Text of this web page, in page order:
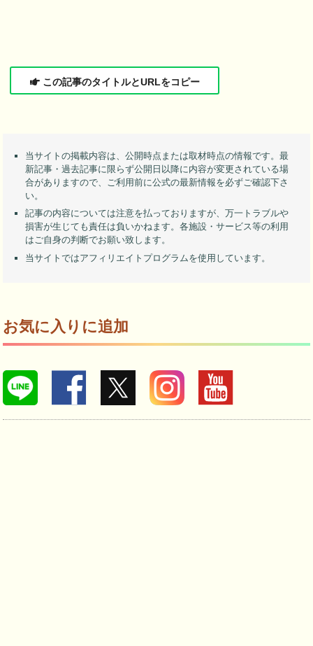
この記事のタイトルとURLをコピー
当サイトの掲載内容は、公開時点または取材時点の情報です。最
新記事・過去記事に限らず公開日以降に内容が変更されている場
合がありますので、ご利用前に公式の最新情報を必ずご確認下さ
い。
記事の内容については注意を払っておりますが、万一トラブルや
損害が生じても責任は負いかねます。各施設・サービス等の利用
はご自身の判断でお願い致します。
当サイトではアフィリエイトプログラムを使用しています。
お気に入りに追加